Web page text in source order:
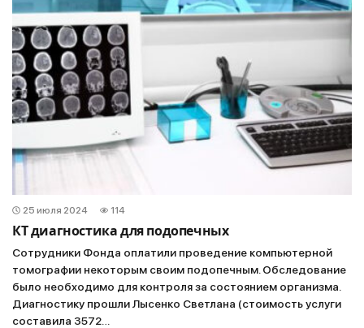
25 июля 2024 114
КТ диагностика для подопечных
Сотрудники Фонда оплатили проведение компьютерной
томографии некоторым своим подопечным. Обследование
было необходимо для контроля за состоянием организма.
Диагностику прошли Лысенко Светлана (стоимость услуги
составила 3572…